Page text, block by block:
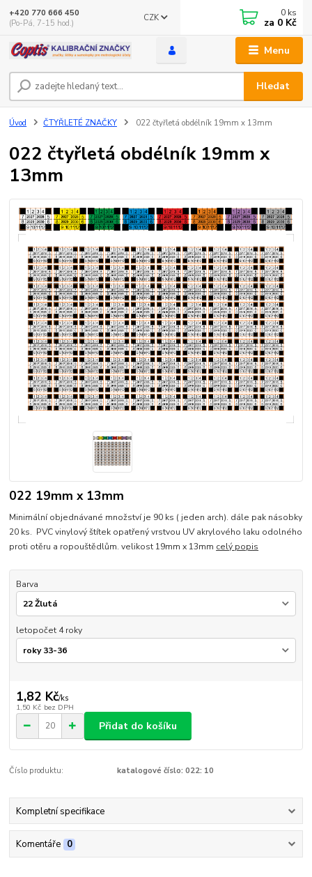
Menu
CZK
Hledat
+420 770 666 450
(Po-Pá, 7-15 hod.)
0 ks
za 0 Kč
Úvod ČTYŘLETÉ ZNAČKY 022 čtyřletá obdélník 19mm x 13mm
022 čtyřletá obdélník 19mm x
13mm
022 19mm x 13mm
Minimální objednávané množství je 90 ks ( jeden arch). dále pak násobky
20 ks. PVC vinylový štítek opatřený vrstvou UV akrylového laku odolného
proti otěru a ropouštědlům. velikost 19mm x 13mm celý popis
Barva
letopočet 4 roky
1,82 Kč/ks
1,50 Kč bez DPH
Přidat do košíku
Číslo produktu: katalogové číslo: 022: 10
Kompletní specifikace
Komentáře 0